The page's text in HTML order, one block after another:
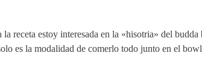
receta estoy interesada en la «hisotria» del
es la modalidad de comerlo todo junto en el